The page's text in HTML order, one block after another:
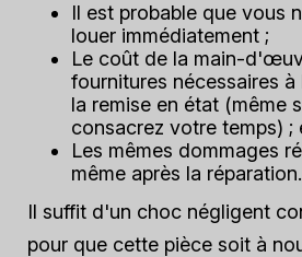
Il est probable que vous
louer immédiatement ;
Le coût de la main-
fournitures nécessaires
la remise en état (même
consacrez votre temps) ;
Les mêmes dommages
même après la réparation.
Il suffit d'un choc négligent
pour que cette pièce soit à